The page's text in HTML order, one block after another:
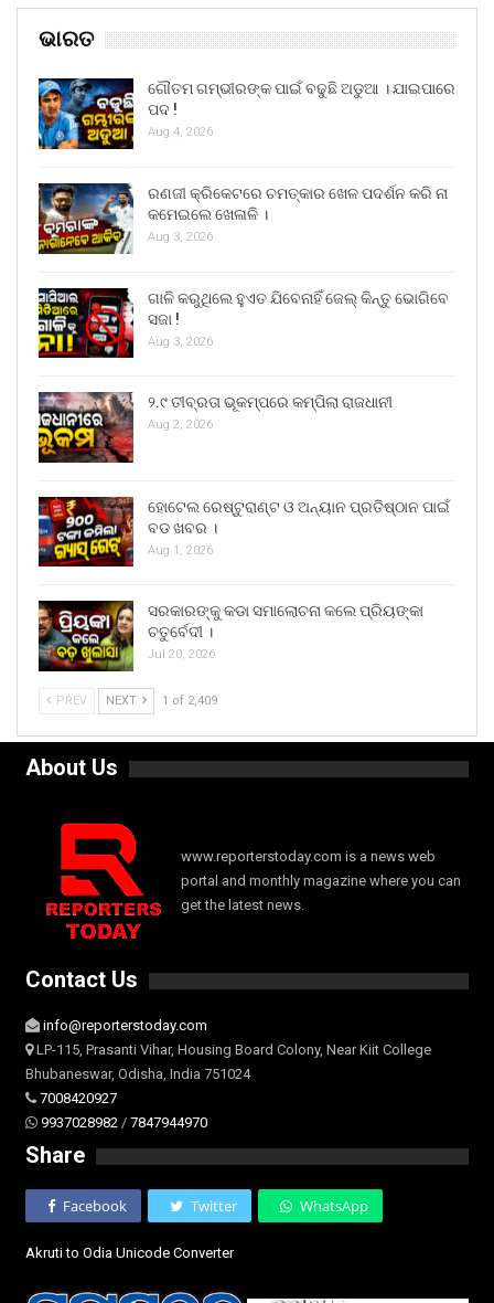
ଭାରତ
ଗୌତମ ଗମ୍ଭୀରଙ୍କ ପାଇଁ ବଢୁଛି ଅଡୁଆ । ଯାଇପାରେ
ପଦ !
Aug 4, 2026
ରଣଜୀ କ୍ରିକେଟରେ ଚମତ୍କାର ଖେଳ ପଦର୍ଶନ କରି ନା
କମେଇଲେ ଖେଳାଳି ।
Aug 3, 2026
ଗାଳି କରୁଥିଲେ ହୁଏତ ଯିବେନାହିଁ ଜେଲ୍ କିନ୍ତୁ ଭୋଗିବେ
ସଜା !
Aug 3, 2026
୨.୯ ତୀବ୍ରତା ଭୂକମ୍ପରେ କମ୍ପିଲା ରାଜଧାନୀ
Aug 2, 2026
ହୋଟେଲ ରେଷ୍ଟୁରାଣ୍ଟ ଓ ଅନ୍ୟାନ ପ୍ରତିଷ୍ଠାନ ପାଇଁ
ବଡ ଖବର ।
Aug 1, 2026
ସରକାରଙ୍କୁ କଡା ସମାଲୋଚନା କଲେ ପ୍ରିୟଙ୍କା
ଚତୁର୍ବେଦୀ ।
Jul 20, 2026
PREV NEXT 1 of 2,409
About Us
www.reporterstoday.com is a news web
portal and monthly magazine where you can
get the latest news.
Contact Us
info@reporterstoday.com
LP-115, Prasanti Vihar, Housing Board Colony, Near Kiit College
Bhubaneswar, Odisha, India 751024
7008420927
9937028982 / 7847944970
Share
Facebook Twitter WhatsApp
Akruti to Odia Unicode Converter